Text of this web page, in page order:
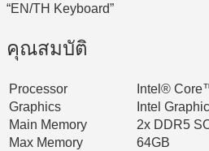
“EN/TH Keyboard”
คุณสมบัติ
Processor
Intel®
Graphics
Intel
Main Memory
2x DDR5
Max Memory
64GB